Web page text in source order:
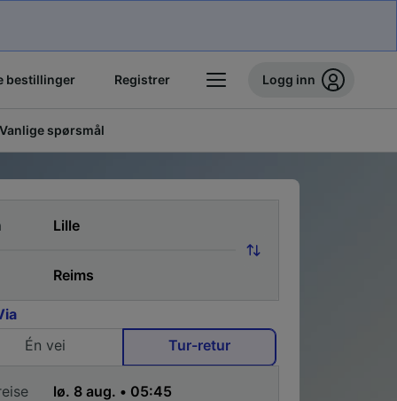
bestillinger Registrer Logg inn
Vanlige spørsmål
Én vei
Tur-retur